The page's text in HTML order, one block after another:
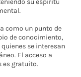
su espíritu
como un punto de
de conocimiento,
se interesan
El acceso a
es gratuito.